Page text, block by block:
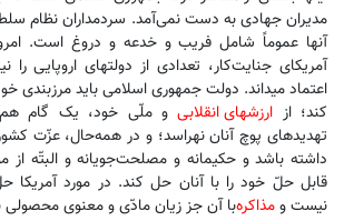
مدیران جهادی به دست نمی‌آمد. سردمداران نظام
آنها عموماً شامل فریب و خدعه و دروغ است.
آمریکای جنایت‌کار، تعدادی از دولتهای اروپایی
اعتماد میداند. دولت جمهوری اسلامی باید مرزبندی
کند؛ از ارزشهای انقلابیو ملّی خود، یک گام هم
تهدیدهای پوچ آنان نهراسد؛ و در همه‌حال، عزّت
داشته باشد و حکیمانه و مصلحت‌جویانه و البتّه از
قابل حلّ خود را با آنان حل کند. در مورد
نیست ومذاکرهبا آن جز زیان مادّی و معنوی